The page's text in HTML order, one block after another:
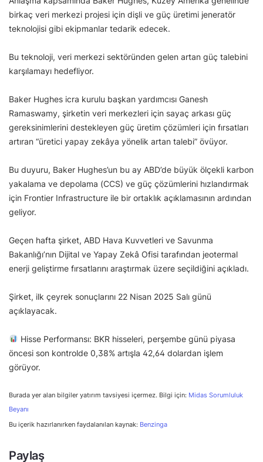
birkaç veri merkezi projesi için dişli ve güç üretimi jeneratör
teknolojisi gibi ekipmanlar tedarik edecek.
Bu teknoloji, veri merkezi sektöründen gelen artan güç talebini
karşılamayı hedefliyor.
Baker Hughes icra kurulu başkan yardımcısı Ganesh
Ramaswamy, şirketin veri merkezleri için sayaç arkası güç
gereksinimlerini destekleyen güç üretim çözümleri için fırsatları
artıran “üretici yapay zekâya yönelik artan talebi” övüyor.
Bu duyuru, Baker Hughes’un bu ay ABD’de büyük ölçekli karbon
yakalama ve depolama (CCS) ve güç çözümlerini hızlandırmak
için Frontier Infrastructure ile bir ortaklık açıklamasının ardından
geliyor.
Geçen hafta şirket, ABD Hava Kuvvetleri ve Savunma
Bakanlığı’nın Dijital ve Yapay Zekâ Ofisi tarafından jeotermal
enerji geliştirme fırsatlarını araştırmak üzere seçildiğini açıkladı.
Şirket, ilk çeyrek sonuçlarını 22 Nisan 2025 Salı günü
açıklayacak.
Hisse Performansı: BKR hisseleri, perşembe günü piyasa
öncesi son kontrolde 0,38% artışla 42,64 dolardan işlem
görüyor.
Burada yer alan bilgiler yatırım tavsiyesi içermez. Bilgi için: Midas Sorumluluk
Beyanı
Bu içerik hazırlanırken faydalanılan kaynak: Benzinga
Paylaş